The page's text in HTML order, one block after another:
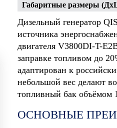
Габаритные размеры
Дизельный генератор
источника
двигателя V3800DI-T-
заправке топливом до
адаптирован к
небольшой вес делают
топливный бак объёмом
ОСНОВНЫЕ